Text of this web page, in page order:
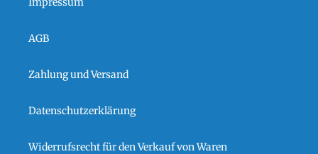
AGB
Zahlung und Versand
Datenschutzerklärung
Widerrufsrecht für den Verkauf von Waren